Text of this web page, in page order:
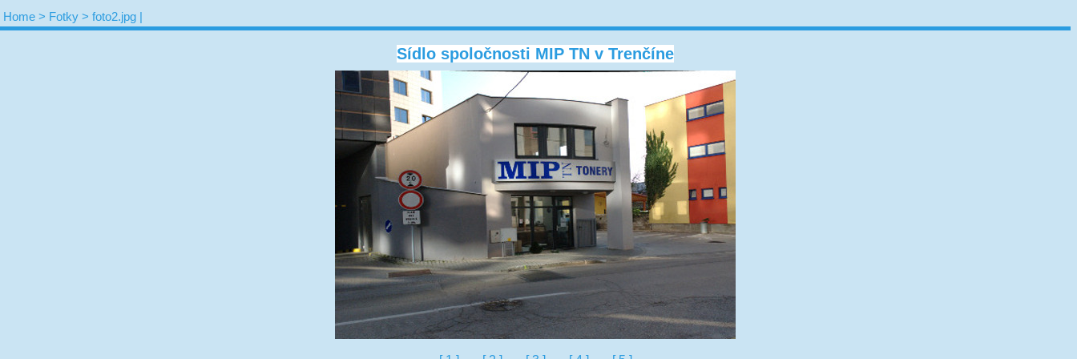
Home > Fotky > foto2.jpg |
Sídlo spoločnosti MIP TN v Trenčíne